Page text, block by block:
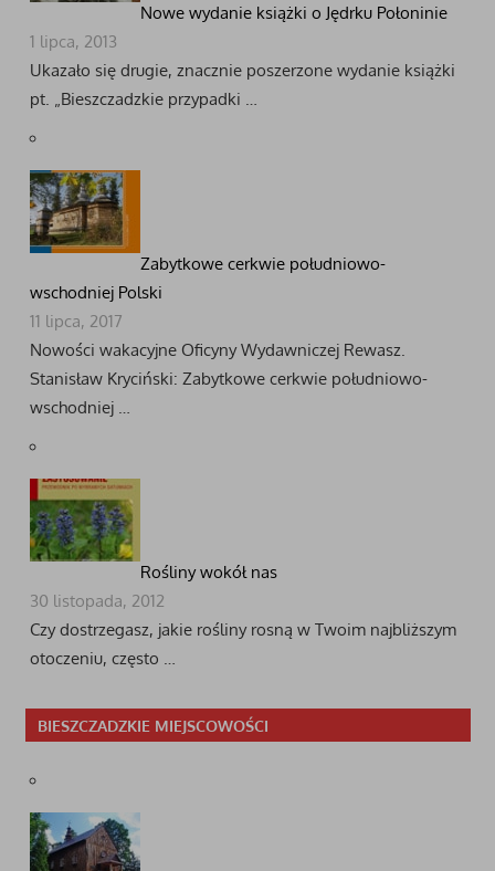
Nowe wydanie książki o Jędrku Połoninie
1 lipca, 2013
Ukazało się drugie, znacznie poszerzone wydanie książki
pt. „Bieszczadzkie przypadki …
Zabytkowe cerkwie południowo-
wschodniej Polski
11 lipca, 2017
Nowości wakacyjne Oficyny Wydawniczej Rewasz.
Stanisław Kryciński: Zabytkowe cerkwie południowo-
wschodniej …
Rośliny wokół nas
30 listopada, 2012
Czy dostrzegasz, jakie rośliny rosną w Twoim najbliższym
otoczeniu, często …
BIESZCZADZKIE MIEJSCOWOŚCI